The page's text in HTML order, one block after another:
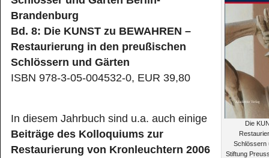
Die
Schlössern
Stiftung
Brandenburg
Bd. 8: Die KUNST zu BEWAHREN –
Restaurierung in den preußischen
Schlössern und Gärten
ISBN 978-3-05-004532-0, EUR 39,80
In diesem Jahrbuch sind u.a. auch einige
Beiträge des Kolloquiums zur
Restaurierung von Kronleuchtern 2006